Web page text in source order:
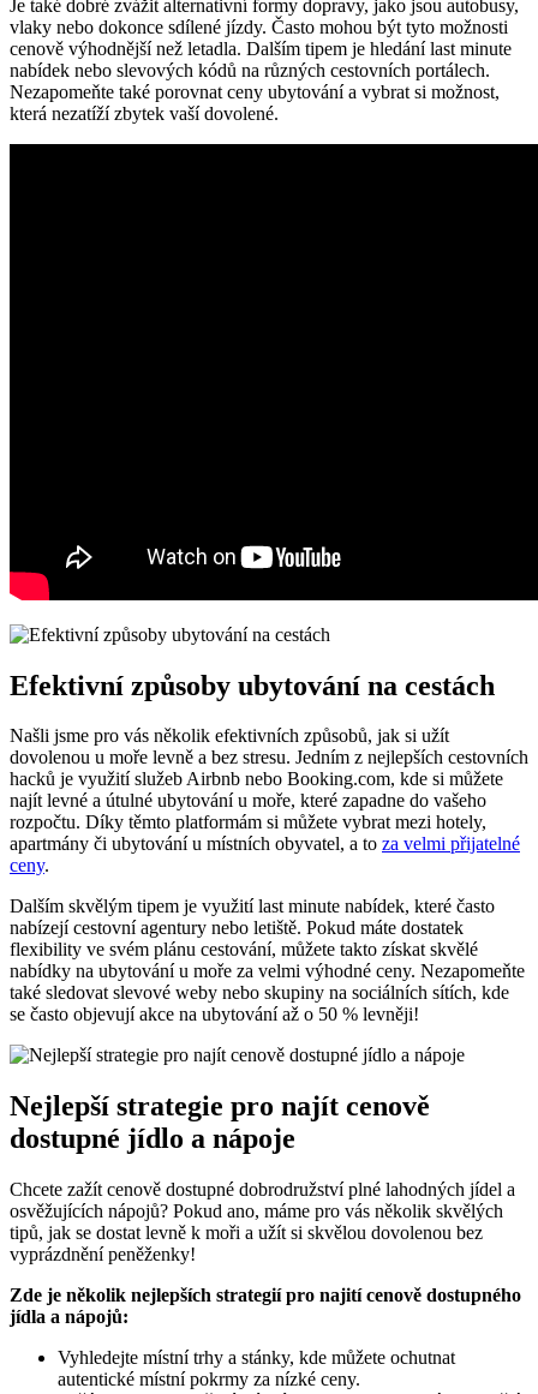
Je ‍také dobré zvážit ​alternativní formy⁣ dopravy, ‍jako jsou⁢ autobusy,
vlaky nebo dokonce​ sdílené jízdy. Často mohou být ⁣tyto​ možnosti
cenově ‌výhodnější než letadla. Dalším tipem ⁤je hledání last minute
nabídek nebo slevových kódů‍ na různých cestovních portálech.
Nezapomeňte také porovnat ceny ubytování a vybrat​ si možnost,
která⁢ nezatíží zbytek vaší dovolené.
Efektivní ⁤způsoby⁢ ubytování ⁤na ⁣cestách
Našli jsme pro ⁢vás několik ‍efektivních ⁢způsobů, jak‌ si ‌užít
dovolenou u moře ⁣levně⁤ a bez⁤ stresu. Jedním z nejlepších⁣ cestovních⁤
hacků ⁢je využití ‍služeb Airbnb⁣ nebo‍ Booking.com, kde si můžete⁤
najít levné ​a útulné ubytování u moře, které zapadne do⁣ vašeho
rozpočtu. Díky těmto platformám si můžete vybrat‍ mezi hotely,
apartmány či ubytování u místních obyvatel, a to ​ za velmi přijatelné
ceny.
Dalším skvělým tipem⁣ je využití last minute‌ nabídek, které často
nabízejí cestovní agentury⁢ nebo letiště. ​Pokud máte dostatek⁤
flexibility ve svém plánu cestování, můžete ​takto ⁤získat skvělé
nabídky na ubytování u moře za velmi výhodné ceny. ‍Nezapomeňte
také sledovat‍ slevové weby ⁤nebo skupiny​ na sociálních sítích, kde
⁢se často objevují akce na ubytování až ⁣o 50 % levněji!
Nejlepší strategie pro najít cenově
dostupné jídlo a nápoje
Chcete zažít cenově dostupné ⁣dobrodružství‍ plné lahodných jídel⁤ a
⁢osvěžujících nápojů? ​Pokud⁤ ano, máme pro vás několik skvělých
tipů, jak se dostat‌ levně‌ k moři‌ a ⁣užít si⁤ skvělou dovolenou bez
vyprázdnění peněženky!
Zde je několik ​nejlepších strategií pro najití⁢ cenově dostupného
jídla a⁤ nápojů:
Vyhledejte místní trhy a stánky,⁢ kde můžete ⁣ochutnat
autentické místní pokrmy⁣ za nízké​ ceny.